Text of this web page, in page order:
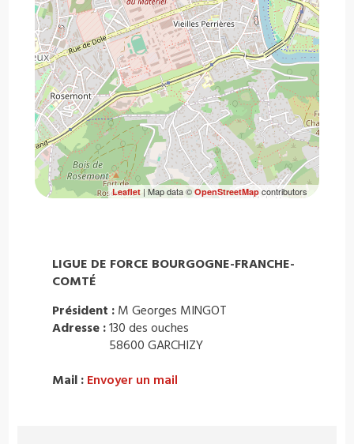
Leaflet| Map data ©OpenStreetMapcontributors
LIGUE DE FORCE BOURGOGNE-FRANCHE-
COMTÉ
Président : M Georges MINGOT
Adresse :130 des ouches
58600 GARCHIZY
Mail : Envoyer un mail